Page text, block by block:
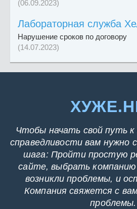
(06.09.2023)
Лабораторная служба
Нарушение сроков по договору
(14.07.2023)
Чтобы начать свой путь к
справедливости вам нужно
шага: Пройти простую
сайте, выбрать компанию
возникли проблемы, и
Компания свяжется с
проблемы.